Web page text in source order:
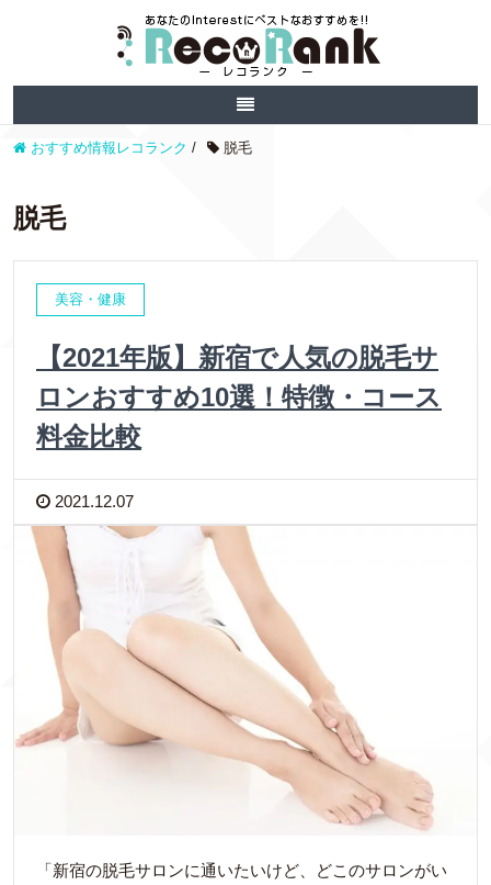
おすすめ情報レコランク / 脱毛
脱毛
美容・健康
【2021年版】新宿で人気の脱毛サ
ロンおすすめ10選！特徴・コース
料金比較
2021.12.07
「新宿の脱毛サロンに通いたいけど、どこのサロンがい